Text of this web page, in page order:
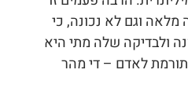
מלאה וגם לא נכונה, כי
ולבדיקה שלה מתי היא
לאדם – די מהר